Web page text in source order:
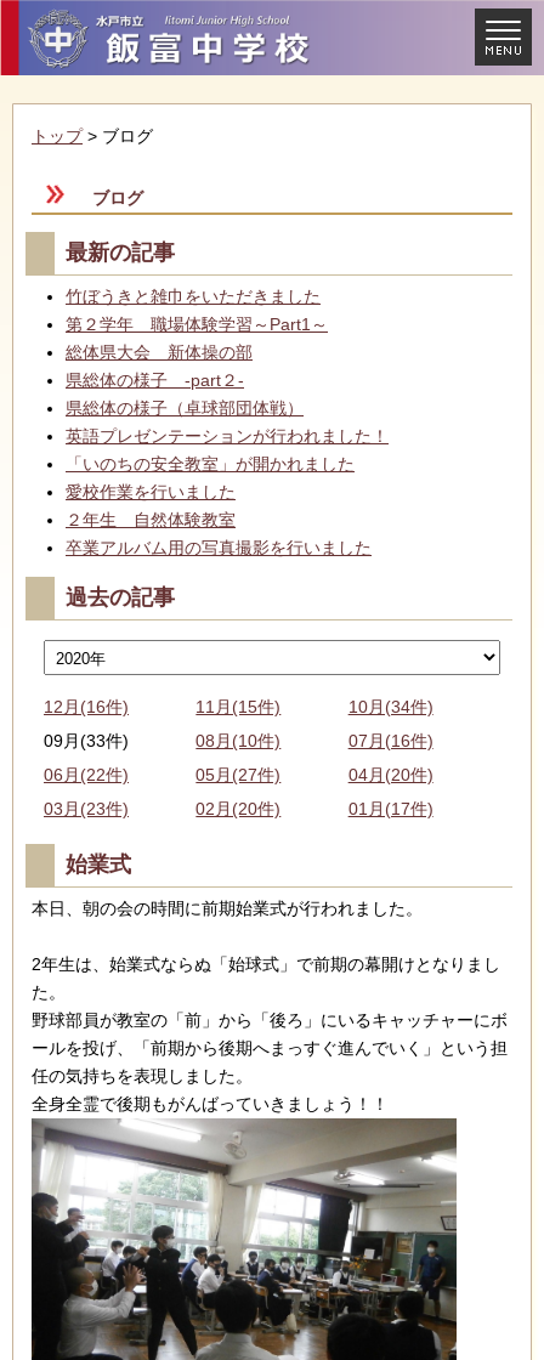
トップ> ブログ
ブログ
最新の記事
竹ぼうきと雑巾をいただきました
第２学年 職場体験学習～Part1～
総体県大会 新体操の部
県総体の様子 -part２-
県総体の様子（卓球部団体戦）
英語プレゼンテーションが行われました！
「いのちの安全教室」が開かれました
愛校作業を行いました
２年生 自然体験教室
卒業アルバム用の写真撮影を行いました
過去の記事
12月(16件) 11月(15件)
10月(34件)
09月(33件)
08月(10件)
07月(16件)
06月(22件)
05月(27件)
04月(20件)
03月(23件)
02月(20件) 01月(17件)
始業式
本日、朝の会の時間に前期始業式が行われました。
2年生は、始業式ならぬ「始球式」で前期の幕開けとなりまし
た。
野球部員が教室の「前」から「後ろ」にいるキャッチャーにボ
ールを投げ、「前期から後期へまっすぐ進んでいく」という担
任の気持ちを表現しました。
全身全霊で後期もがんばっていきましょう！！